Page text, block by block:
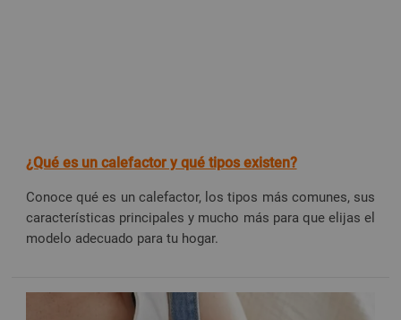
¿Qué es un calefactor y qué tipos existen?
Conoce qué es un calefactor, los tipos más comunes, sus
características principales y mucho más para que elijas el
modelo adecuado para tu hogar.